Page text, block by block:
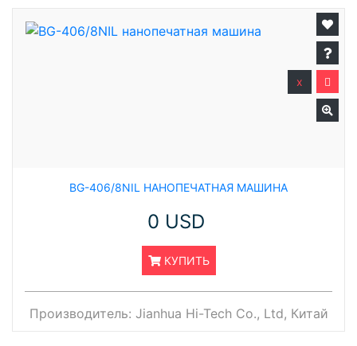
BG-406/8NIL НАНОПЕЧАТНАЯ МАШИНА
0 USD
КУПИТЬ
x
Производитель: Jianhua Hi-Tech Co., Ltd, Китай